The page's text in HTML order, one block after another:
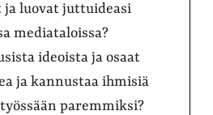
ja luovat juttuideasi
mediataloissa?
ideoista ja osaat
ja kannustaa ihmisiä
paremmiksi?